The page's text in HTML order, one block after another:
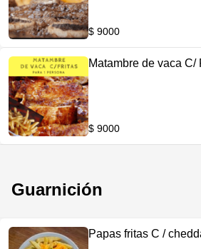
$ 9000
Matambre de vaca C/
$ 9000
Guarnición
Papas fritas C /